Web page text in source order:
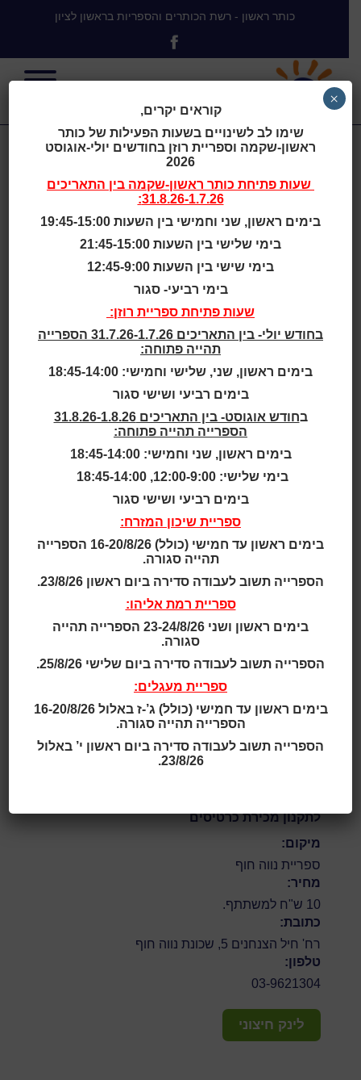
כותר ראשון - רשת הכותרים והספריות בראשון לציון
רחוב חנוכה
גילאי 2 - 4
גילאי 2.5 - 4
גילאי 2 - 5
גילאי 3 - 5
גילאי 3 - 7
גילאי 4 - 7
גילאי 4 - 8
ברח' חנוכה בבניין מספר 1 עורכים מסיבה לכבוד חג
החנוכה כל שנה. השנה החליט שמעון מהוועד בטל אותה
מפני ש"אף אחד אינו עוזר ואין שיתוף פעולה". כולם דואגים
שמא לא תהיה מסיבה... הצגה משעשעת ומצחיקה, מלאה
בדמויות של חג החנוכה.עם תיאטרון קרן אור.
לתקנון מכירת כרטיסים
מיקום:
ספריית נווה חוף
מחיר:
10 ש"ח למשתתף.
כתובת:
רח' חיל הצנחנים 5, שכונת נווה חוף
טלפון:
03-9621304
לינק חיצוני
קוראים יקרים,
שימו לב לשינויים בשעות הפעילות של כותר
ראשון-שקמה וספריית רוזן בחודשים יולי-אוגוסט
2026
שעות פתיחת כותר ראשון-שקמה בין התאריכים
31.8.26-1.7.26:
בימים ראשון, שני וחמישי בין השעות 19:45-15:00
בימי שלישי בין השעות 21:45-15:00
בימי שישי בין השעות 12:45-9:00
בימי רביעי- סגור
שעות פתיחת ספריית רוזן:
בחודש יולי- בין התאריכים 31.7.26-1.7.26 הספרייה
תהייה פתוחה:
בימים ראשון, שני, שלישי וחמישי: 18:45-14:00
בימים רביעי ושישי סגור
ב
חודש אוגוסט- בין התאריכים 31.8.26-1.8.26
הספרייה תהייה פתוחה:
בימים ראשון, שני וחמישי: 18:45-14:00
בימי שלישי: 12:00-9:00, 18:45-14:00
בימים רביעי ושישי סגור
ספריית שיכון המזרח:
בימים ראשון עד חמישי (כולל) 16-20/8/26 הספרייה
תהייה סגורה.
הספרייה תשוב לעבודה סדירה ביום ראשון 23/8/26.
ספריית רמת אליהו:
בימים ראשון ושני 23-24/8/26 הספרייה תהייה
סגורה.
הספרייה תשוב לעבודה סדירה ביום שלישי 25/8/26.
ספריית מעגלים:
בימים ראשון עד חמישי (כולל) ג’-ז באלול 16-20/8/26
הספרייה תהייה סגורה.
הספרייה תשוב לעבודה סדירה ביום ראשון י’ באלול
23/8/26.
×